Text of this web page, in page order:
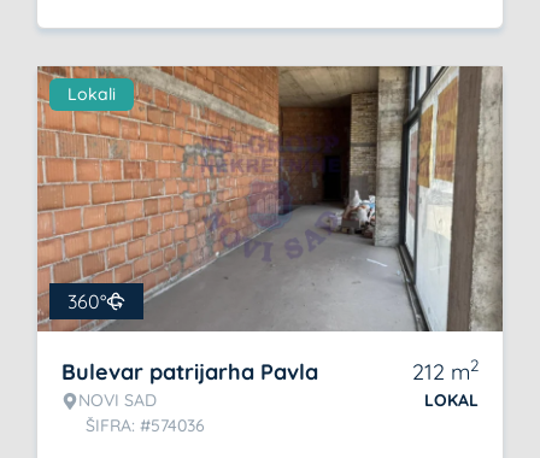
Lokali
360°
Bulevar patrijarha Pavla
NOVI SAD
ŠIFRA: #574036
212 m2
LOKAL